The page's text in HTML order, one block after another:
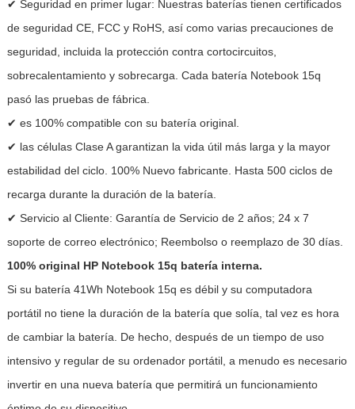
✔ Seguridad en primer lugar: Nuestras baterías tienen certificados
de seguridad CE, FCC y RoHS, así como varias precauciones de
seguridad, incluida la protección contra cortocircuitos,
sobrecalentamiento y sobrecarga. Cada batería Notebook 15q
pasó las pruebas de fábrica.
✔ es 100% compatible con su batería original.
✔ las células Clase A garantizan la vida útil más larga y la mayor
estabilidad del ciclo. 100% Nuevo fabricante. Hasta 500 ciclos de
recarga durante la duración de la batería.
✔ Servicio al Cliente: Garantía de Servicio de 2 años; 24 x 7
soporte de correo electrónico; Reembolso o reemplazo de 30 días.
100% original HP Notebook 15q batería interna.
Si su batería 41Wh Notebook 15q es débil y su computadora
portátil no tiene la duración de la batería que solía, tal vez es hora
de cambiar la batería. De hecho, después de un tiempo de uso
intensivo y regular de su ordenador portátil, a menudo es necesario
invertir en una nueva batería que permitirá un funcionamiento